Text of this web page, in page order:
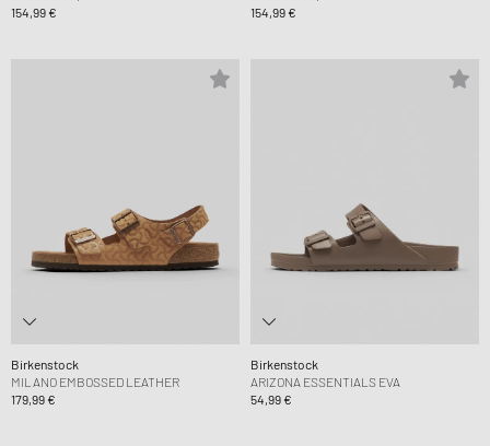
154,99 €
154,99 €
Birkenstock
MILANO EMBOSSED LEATHER
179,99 €
Birkenstock
ARIZONA ESSENTIALS EVA
54,99 €